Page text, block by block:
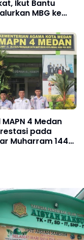
Ikut Bantu
MBG ke
4 Medan
pada
Muharram 1448